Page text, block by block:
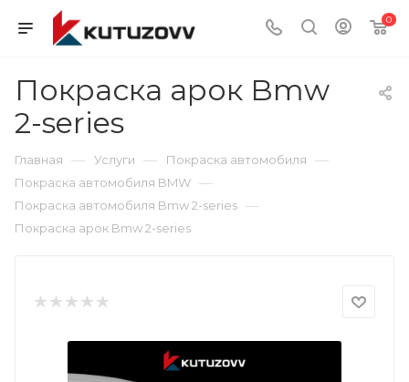
0
Покраска арок Bmw
2-series
Главная — Услуги — Покраска автомобиля —
Покраска автомобиля BMW —
Покраска автомобиля Bmw 2-series —
Покраска арок Bmw 2-series